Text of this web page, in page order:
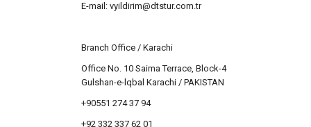
E-mail: vyildirim@dtstur.com.tr
Branch Office / Karachi
Office No. 10 Saima Terrace, Block-4
Gulshan-e-lqbal Karachi / PAKISTAN
+90551 274 37 94
+92 332 337 62 01